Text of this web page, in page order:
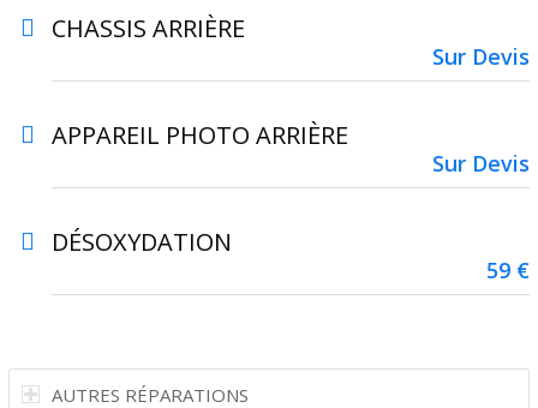
CHASSIS ARRIÈRE
Sur Devis
APPAREIL PHOTO ARRIÈRE
Sur Devis
DÉSOXYDATION
59 €
AUTRES RÉPARATIONS